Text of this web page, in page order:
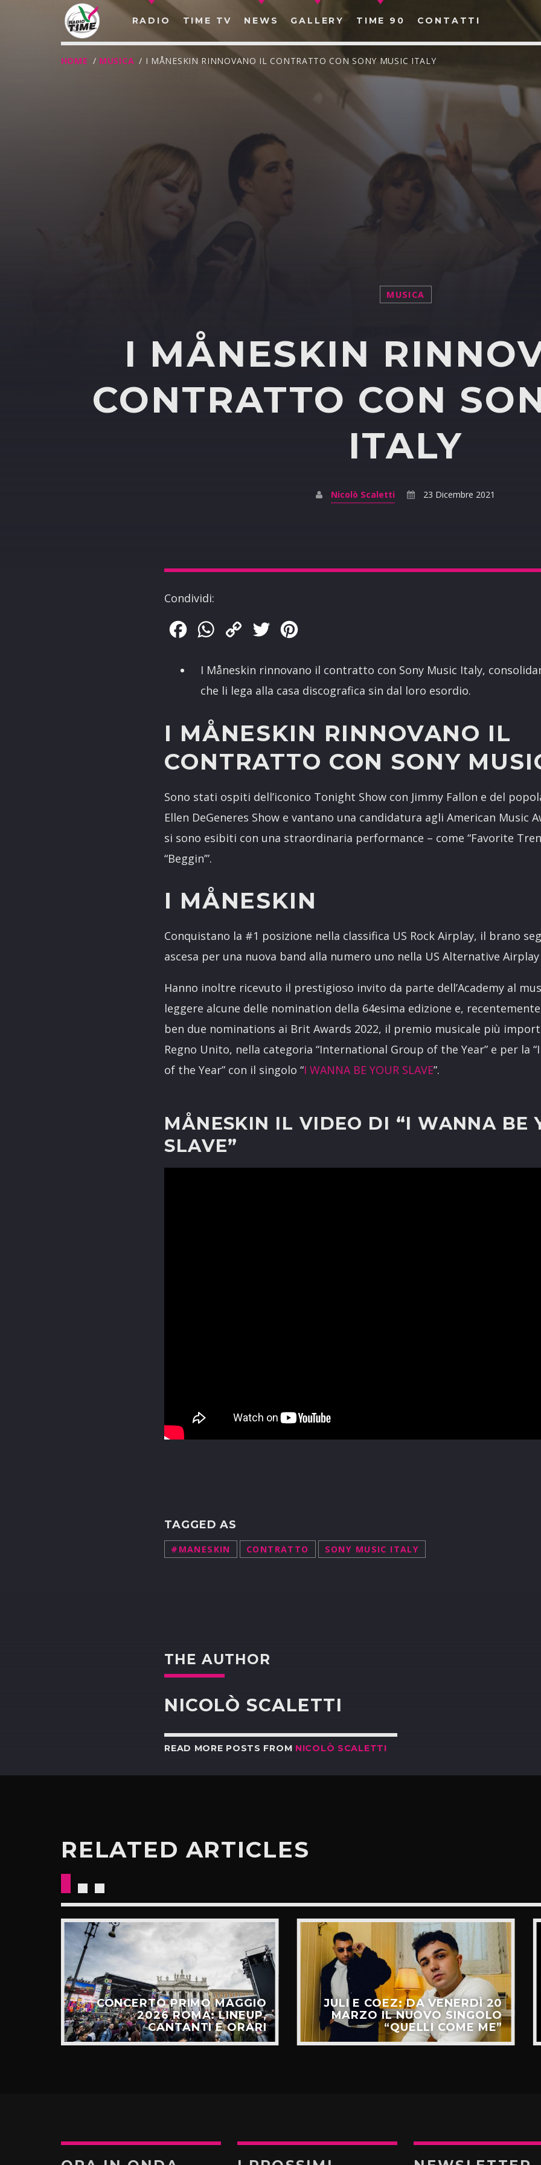
RADIO TIME TV NEWS GALLERY TIME 90 CONTATTI
CERCA NEL SITO WEB:
HOME / MUSICA / I MÅNESKIN RINNOVANO IL CONTRATTO CON SONY MUSIC ITALY
MUSICA
I MÅNESKIN
CONTRATTO CON
ITALY
Nicolò Scaletti 23 Dicembre 2021
Condividi:
FacebookWhatsApp
Copy
Twitter
I Måneskin rinnovano il contratto con Sony Music Italy,
che li lega alla casa discografica sin dal loro esordio.
I MÅNESKIN RINNOVANO IL
CONTRATTO CON SONY
Sono stati ospiti dell’iconico Tonight Show con Jimmy Fallon e del
Ellen DeGeneres Show e vantano una candidatura agli American Music
si sono esibiti con una straordinaria performance – come “Favorite
“Beggin’”.
I MÅNESKIN
Conquistano la #1 posizione nella classifica US Rock Airplay, il brano
ascesa per una nuova band alla numero uno nella US Alternative
Hanno inoltre ricevuto il prestigioso invito da parte dell’Academy al
leggere alcune delle nomination della 64esima edizione e,
ben due nominations ai Brit Awards 2022, il premio musicale più
Regno Unito, nella categoria “International Group of the Year” e per la
of the Year” con il singolo “I WANNA BE YOUR SLAVE”.
MÅNESKIN IL VIDEO DI “I WANNA BE
SLAVE”
TAGGED AS
#MANESKIN CONTRATTO SONY MUSIC ITALY
THE AUTHOR
NICOLÒ SCALETTI
READ MORE POSTS FROM NICOLÒ SCALETTI
RELATED ARTICLES
CONCERTO PRIMO MAGGIO
2026 ROMA: LINEUP,
CANTANTI E ORARI
JULI E COEZ: DA VENERDÌ 20
MARZO IL NUOVO SINGOLO
“QUELLI COME ME”